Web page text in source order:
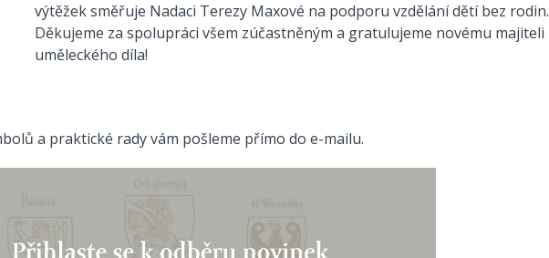
výtěžek směřuje Nadaci Terezy Maxové na podporu vzdělání dětí bez rodin.
Děkujeme za spolupráci všem zúčastněným a gratulujeme novému majiteli
uměleckého díla!
a praktické rady vám pošleme přímo do e-mailu.